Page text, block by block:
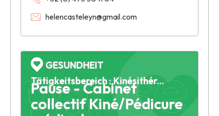
helencasteleyn@gmail.com
Pause - Cabinet
collectif Kiné/Pédicure
GESUNDHEIT
Tätigkeitsbereich : Kinésithérapie